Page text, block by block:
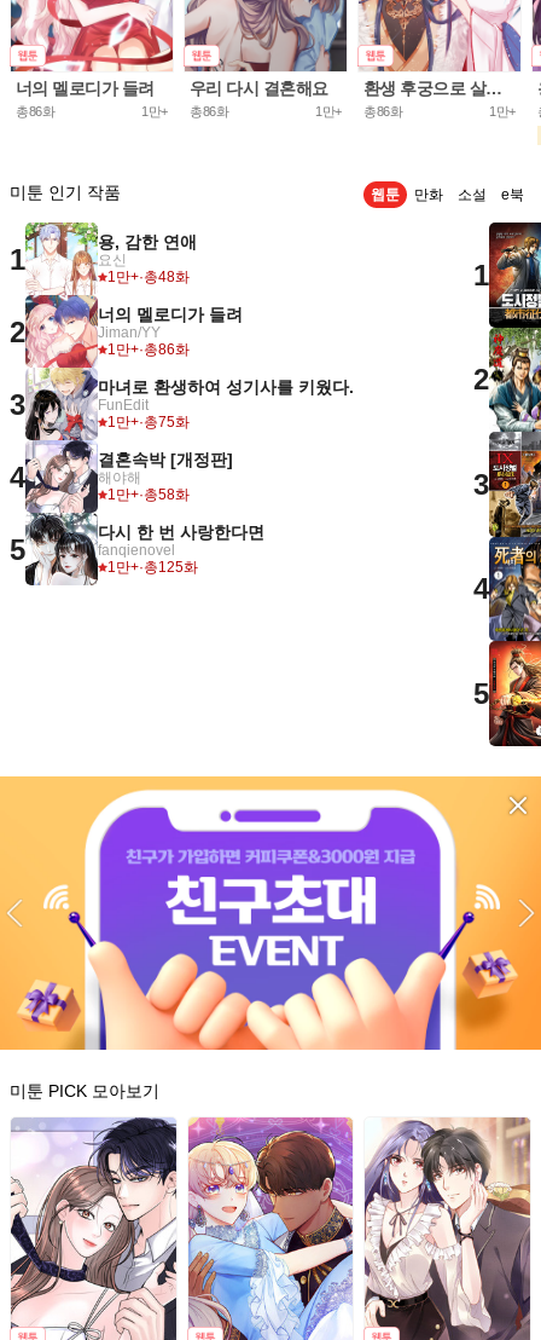
너의 멜로디가 들려
총86화 1만+
우리 다시 결혼해요
총86화 1만+
환생 후궁으로 살아가는 법
총86화 1만+
미툰 인기 작품 웹툰 만화 소설 e북
1
용, 감한 연애
요신
1만+·총48화
2
너의 멜로디가 들려
Jiman/YY
1만+·총86화
3
마녀로 환생하여 성기사를 키웠다.
FunEdit
1만+·총75화
4
결혼속박 [개정판]
해야해
1만+·총58화
5
다시 한 번 사랑한다면
fanqienovel
1만+·총125화
1
2
3
4
5
미툰 PICK 모아보기